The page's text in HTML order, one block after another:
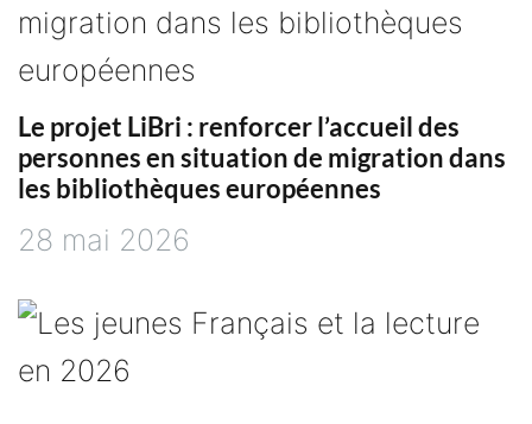
Le projet LiBri : renforcer l’accueil des
personnes en situation de migration dans
les bibliothèques européennes
28 mai 2026